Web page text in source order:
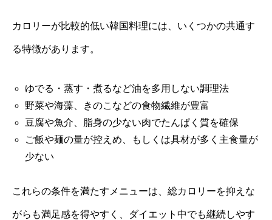
カロリーが比較的低い韓国料理には、いくつかの共通す
る特徴があります。
ゆでる・蒸す・煮るなど油を多用しない調理法
野菜や海藻、きのこなどの食物繊維が豊富
豆腐や魚介、脂身の少ない肉でたんぱく質を確保
ご飯や麺の量が控えめ、もしくは具材が多く主食量が
少ない
これらの条件を満たすメニューは、総カロリーを抑えな
がらも満足感を得やすく、ダイエット中でも継続しやす